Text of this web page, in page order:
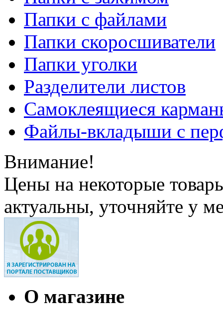
Папки с файлами
Папки скоросшиватели
Папки уголки
Разделители листов
Самоклеящиеся
Файлы-вкладыши с
Внимание!
Цены на некоторые
актуальны, уточняйте у
О магазине